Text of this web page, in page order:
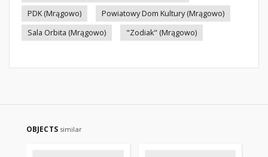
PDK (Mrągowo)
Powiatowy Dom Kultury (Mrągowo)
Sala Orbita (Mrągowo)
"Zodiak" (Mrągowo)
OBJECTS similar